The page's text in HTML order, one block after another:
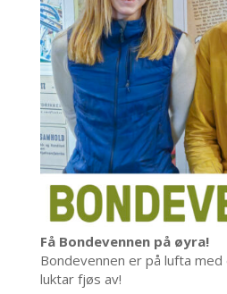
Få Bondevennen på øyra!
Bondevennen er på lufta
luktar fjøs av!